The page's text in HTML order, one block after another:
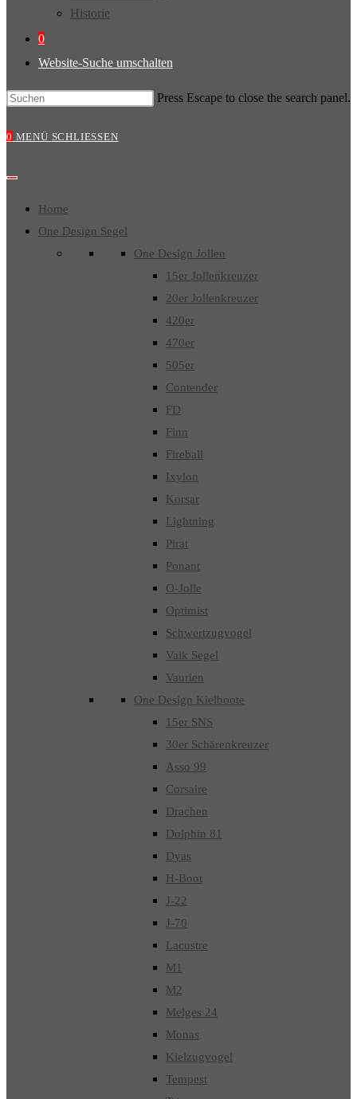
Historie
0
Website-Suche umschalten
Press Escape to close the search panel.
0 MENÜ SCHLIESSEN
Home
One Design Segel
One Design Jollen
15er Jollenkreuzer
20er Jollenkreuzer
420er
470er
505er
Contender
FD
Finn
Fireball
Ixylon
Korsar
Lightning
Pirat
Ponant
O-Jolle
Optimist
Schwertzugvogel
Valk Segel
Vaurien
One Design Kielboote
15er SNS
30er Schärenkreuzer
Asso 99
Corsaire
Drachen
Dolphin 81
Dyas
H-Boot
J-22
J-70
Lacustre
M1
M2
Melges 24
Monas
Kielzugvogel
Tempest